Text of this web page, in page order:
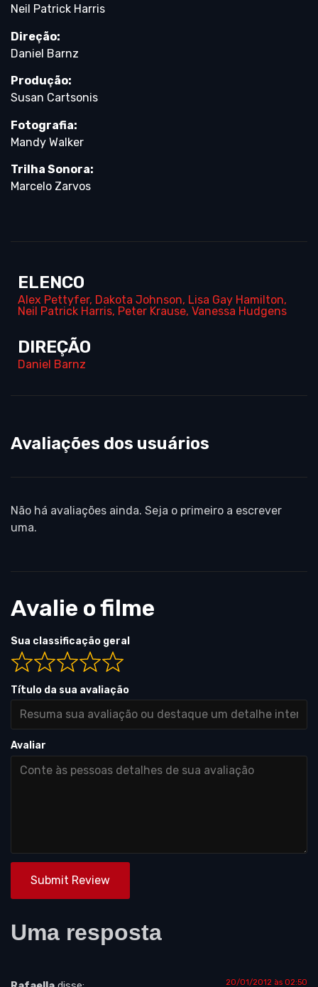
Neil Patrick Harris
Direção:
Daniel Barnz
Produção:
Susan Cartsonis
Fotografia:
Mandy Walker
Trilha Sonora:
Marcelo Zarvos
ELENCO
Alex Pettyfer, Dakota Johnson, Lisa Gay Hamilton,
Neil Patrick Harris, Peter Krause, Vanessa Hudgens
DIREÇÃO
Daniel Barnz
Avaliações dos usuários
Não há avaliações ainda. Seja o primeiro a escrever
uma.
Avalie o filme
Sua classificação geral
Título da sua avaliação
Avaliar
Submit Review
Uma resposta
20/01/2012 às 02:50